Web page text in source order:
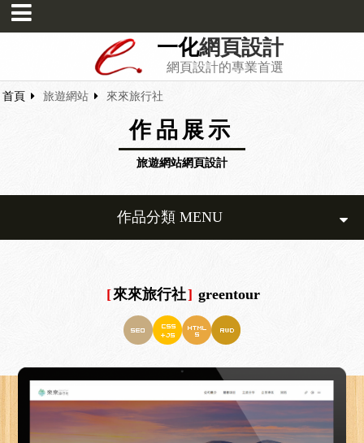
一化網頁設計
網頁設計的專業首選
首頁 旅遊網站 來來旅行社
作品展示
旅遊網站網頁設計
作品分類 MENU
[來來旅行社] greentour